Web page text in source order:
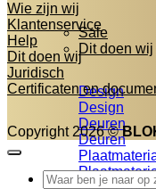
Sale
Dit doen wij
Design
Design
Deuren
Deuren
Wie zijn wij
Klantenservice
Help
Dit doen wij
Juridisch
Certificaten en
Copyright 2026 ©
Zoeken